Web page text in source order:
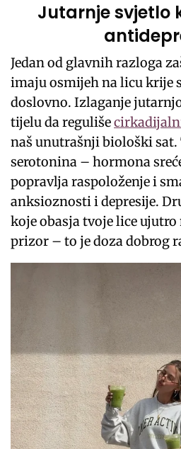
Jutarnje svjetlo
Jedan od glavnih razloga
imaju osmijeh na licu krije
doslovno. Izlaganje
tijelu da reguliše
naš unutrašnji biološki sat.
serotonina – hormona
popravlja raspoloženje i
anksioznosti i depresije.
koje obasja tvoje lice
prizor – to je doza dobrog